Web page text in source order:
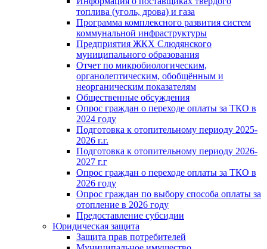
топлива (уголь, дрова) и газа
Программа комплексного развития систем
коммунальной инфраструктуры
Предприятия ЖКХ Слюдянского
муниципального образования
Отчет по микробиологическим,
органолептическим, обобщённым и
неорганическим показателям
Общественные обсуждения
Опрос граждан о переходе оплаты за ТКО в
2024 году
Подготовка к отопительному периоду 2025-
2026 г.г.
Подготовка к отопительному периоду 2026-
2027 г.г
Опрос граждан о переходе оплаты за ТКО в
2026 году
Опрос граждан по выбору способа оплаты за
отопление в 2026 году
Предоставление субсидии
Юридическая защита
Защита прав потребителей